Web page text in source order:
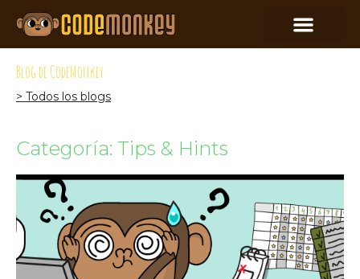
Blog de CodeMonkey
> Todos los blogs
Categoría: Tips & Hints